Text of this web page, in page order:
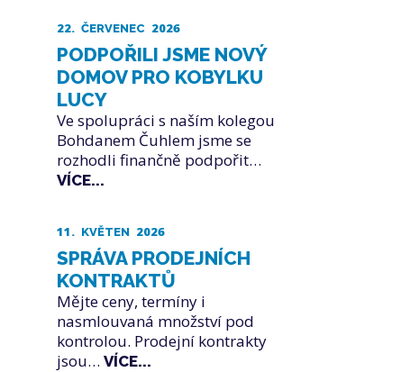
22. ČERVENEC 2026
PODPOŘILI JSME NOVÝ
DOMOV PRO KOBYLKU
LUCY
Ve spolupráci s naším kolegou
Bohdanem Čuhlem jsme se
rozhodli finančně podpořit…
VÍCE...
11. KVĚTEN 2026
SPRÁVA PRODEJNÍCH
KONTRAKTŮ
Mějte ceny, termíny i
nasmlouvaná množství pod
kontrolou. Prodejní kontrakty
jsou… VÍCE...